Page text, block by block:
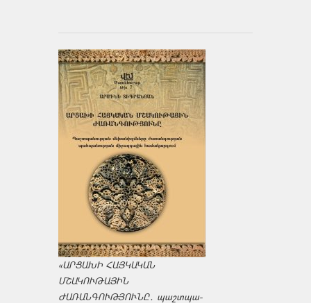
«ԱՐՑԱԽԻ ՀԱՅԿԱԿԱՆ
ՄՇԱԿՈՒԹԱՅԻՆ
ԺԱՌԱՆԳՈՒԹՅՈՒՆԸ․ պաշտպա­